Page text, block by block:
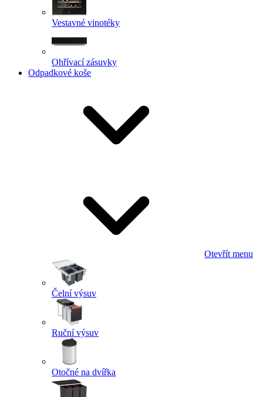
Vestavné vinotéky
Ohřívací zásuvky
Odpadkové koše
Otevřít menu
Čelní výsuv
Ruční výsuv
Otočné na dvířka